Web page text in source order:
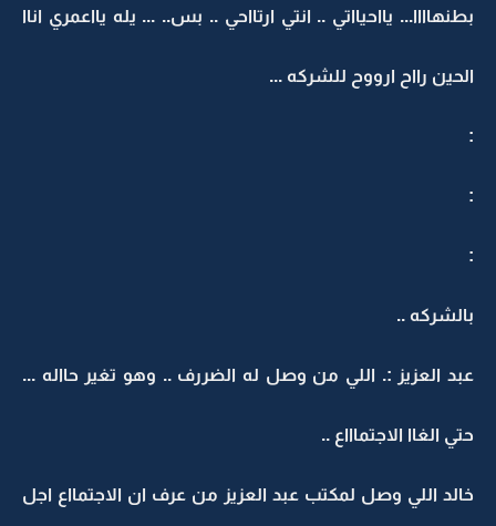
بطنهاااا... يااحيااتي .. انتي ارتااحي .. بس.. ... يله يااعمري اناا
الحين رااح ارووح للشركه ...
:
:
:
بالشركه ..
عبد العزيز :. اللي من وصل له الضررف .. وهو تغير حااله ...
حتي الغاا الاجتماااع ..
خالد اللي وصل لمكتب عبد العزيز من عرف ان الاجتمااع اجل